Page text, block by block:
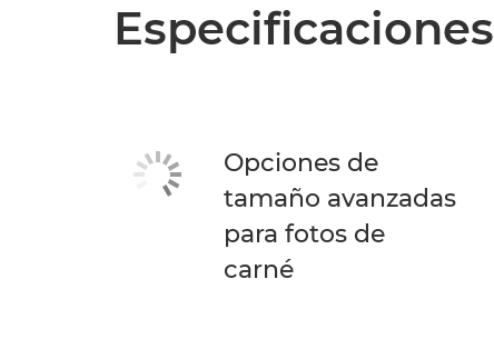
Especificaciones
Opciones de
tamaño avanzadas
para fotos de
carné